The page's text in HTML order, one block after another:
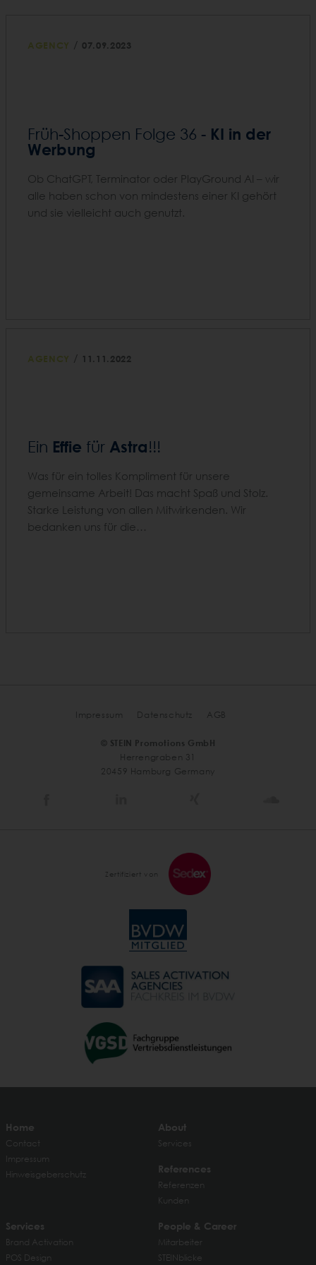
AGENCY / 07.09.2023
Früh-Shoppen Folge 36 - KI in der
Werbung
Ob ChatGPT, Terminator oder PlayGround AI – wir
alle haben schon von mindestens einer KI gehört
und sie vielleicht auch genutzt.
AGENCY / 11.11.2022
Ein Effie für Astra!!!
Was für ein tolles Kompliment für unsere
gemeinsame Arbeit! Das macht Spaß und Stolz.
Starke Leistung von allen Mitwirkenden. Wir
bedanken uns für die…
Impressum Datenschutz AGB
© STEIN Promotions GmbH
Herrengraben 31
20459 Hamburg Germany
Zertifiziert von
Home
Contact
Impressum
Hinweisgeberschutz
About
Services
References
Referenzen
Kunden
Services
Brand Activation
POS Design
People & Career
Mitarbeiter
STEINblicke